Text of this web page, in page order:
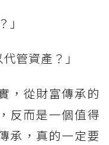
管資產？」
，從財富傳承的
反而是一個值得
承，真的一定要